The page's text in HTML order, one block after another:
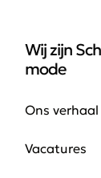
Wij zijn
mode
Ons verhaal
Vacatures